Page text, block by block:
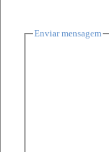
Enviar mensagem